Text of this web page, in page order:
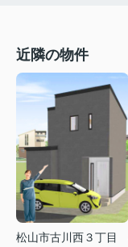
近隣の物件
松山市古川西３丁目